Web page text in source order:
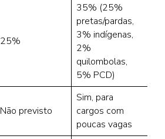
25%
35% (25%
pretas/pardas,
3% indígenas,
2%
quilombolas,
5% PCD)
Não previsto
Sim, para
cargos com
poucas vagas